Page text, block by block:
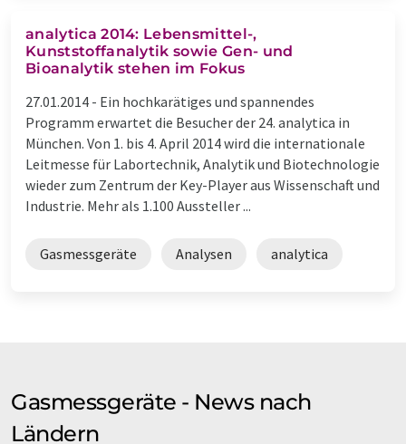
analytica 2014: Lebensmittel-,
Kunststoffanalytik sowie Gen- und
Bioanalytik stehen im Fokus
27.01.2014 - Ein hochkarätiges und spannendes
Programm erwartet die Besucher der 24. analytica in
München. Von 1. bis 4. April 2014 wird die internationale
Leitmesse für Labortechnik, Analytik und Biotechnologie
wieder zum Zentrum der Key-Player aus Wissenschaft und
Industrie. Mehr als 1.100 Aussteller ...
Gasmessgeräte Analysen analytica
Gasmessgeräte - News nach
Ländern